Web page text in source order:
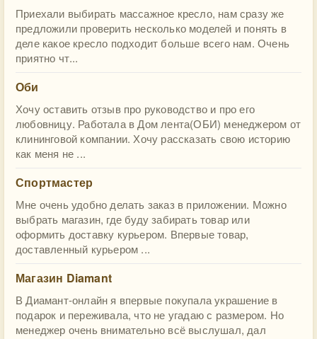
Приехали выбирать массажное кресло, нам сразу же
предложили проверить несколько моделей и понять в
деле какое кресло подходит больше всего нам. Очень
приятно чт...
Оби
Хочу оставить отзыв про руководство и про его
любовницу. Работала в Дом лента(ОБИ) менеджером от
клининговой компании. Хочу рассказать свою историю
как меня не ...
Спортмастер
Мне очень удобно делать заказ в приложении. Можно
выбрать магазин, где буду забирать товар или
оформить доставку курьером. Впервые товар,
доставленный курьером ...
Магазин Diamant
В Диамант-онлайн я впервые покупала украшение в
подарок и переживала, что не угадаю с размером. Но
менеджер очень внимательно всё выслушал, дал